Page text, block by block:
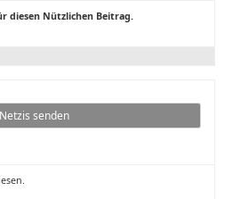
diesen Nützlichen Beitrag.
Netzis senden